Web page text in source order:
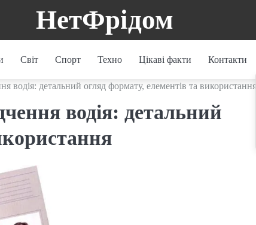
НетФрідом
Світ Спорт Техно Цікаві факти Контакти
водія: детальний огляд формату, елементів та використання
водія: детальний